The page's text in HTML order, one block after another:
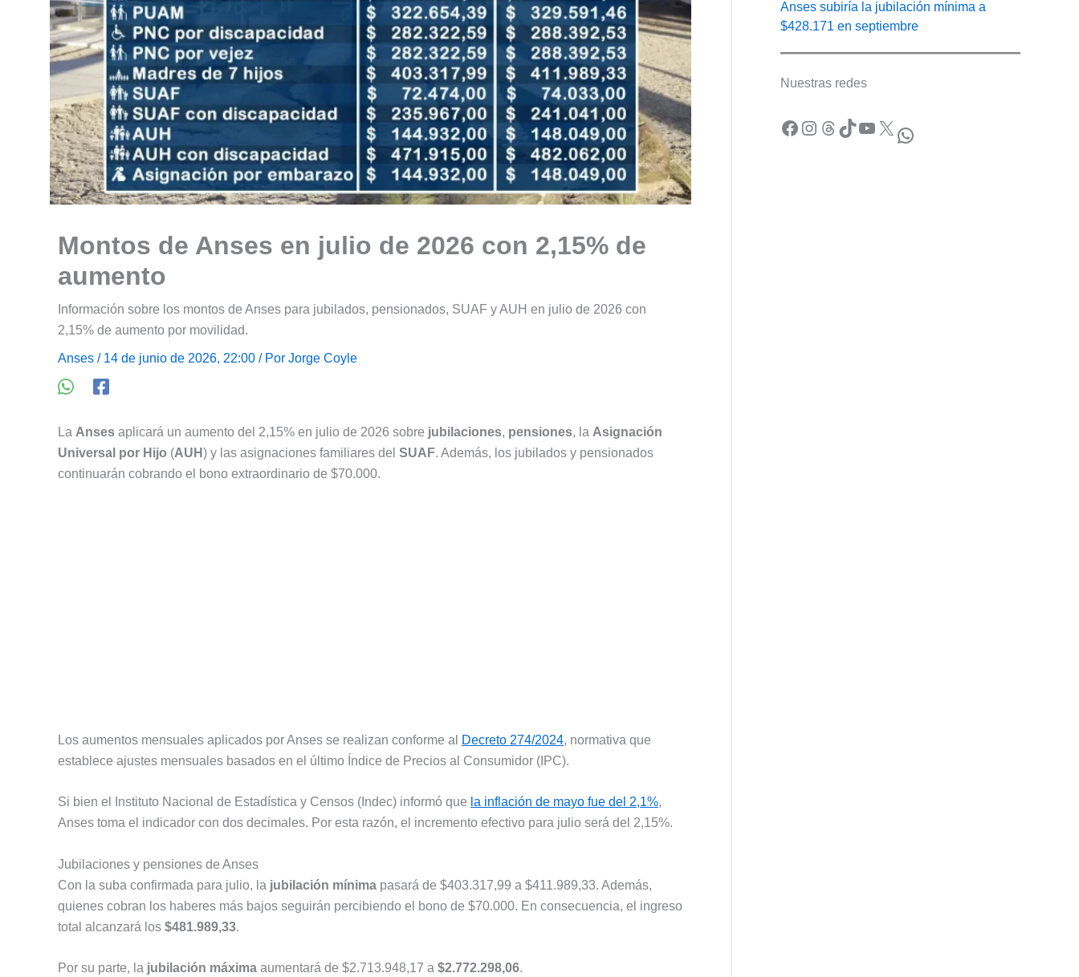
Montos de Anses en julio de 2026 con 2,15% de
aumento
Información sobre los montos de Anses para jubilados, pensionados, SUAF y AUH en julio de 2026 con
2,15% de aumento por movilidad.
Anses / 14 de junio de 2026, 22:00 / Por Jorge Coyle
La Anses aplicará un aumento del 2,15% en julio de 2026 sobre jubilaciones, pensiones, la Asignación
Universal por Hijo (AUH ) y las asignaciones familiares del SUAF. Además, los jubilados y pensionados
continuarán cobrando el bono extraordinario de $70.000.
Los aumentos mensuales aplicados por Anses se realizan conforme al Decreto 274/2024, normativa que
establece ajustes mensuales basados en el último Índice de Precios al Consumidor (IPC).
Si bien el Instituto Nacional de Estadística y Censos (Indec) informó que la inflación de mayo fue del 2,1%,
Anses toma el indicador con dos decimales. Por esta razón, el incremento efectivo para julio será del 2,15%.
Jubilaciones y pensiones de Anses
Con la suba confirmada para julio, la jubilación mínima pasará de $403.317,99 a $411.989,33. Además,
quienes cobran los haberes más bajos seguirán percibiendo el bono de $70.000. En consecuencia, el ingreso
total alcanzará los $481.989,33.
Por su parte, la jubilación máxima aumentará de $2.713.948,17 a $2.772.298,06.
Anses subiría la jubilación mínima a
$428.171 en septiembre
Nuestras redes
Facebook Instagram Threads TikTok YouTube X WhatsApp